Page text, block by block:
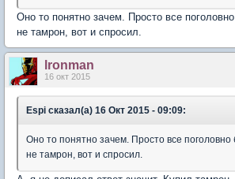
Оно то понятно зачем. Просто все
не тамрон, вот и спросил.
lronman
16 окт 2015
Espi сказал(а) 16 Окт 2015 - 09:09:
Оно то понятно зачем. Просто все поголовно
не тамрон, вот и спросил.